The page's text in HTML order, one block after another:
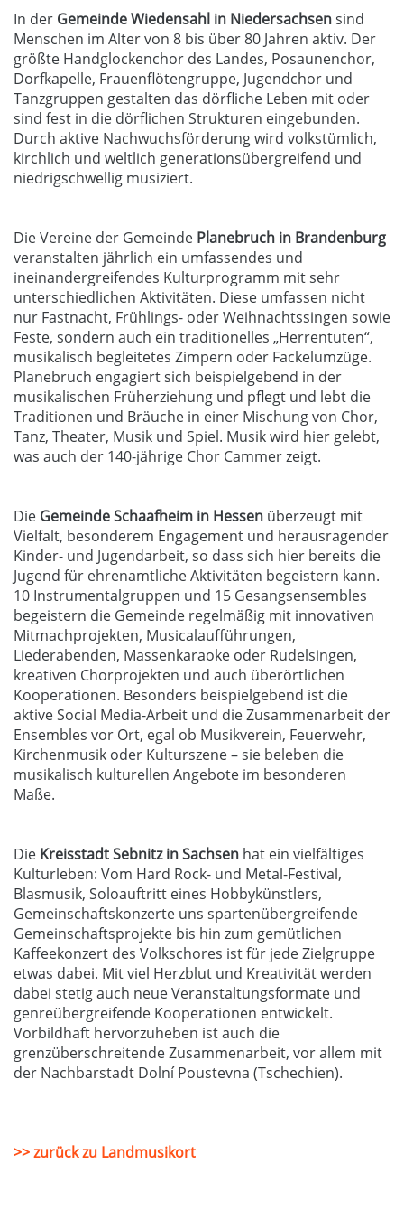
In der Gemeinde Wiedensahl in Niedersachsensind
Menschen im Alter von 8 bis über 80 Jahren aktiv. Der
größte Handglockenchor des Landes, Posaunenchor,
Dorfkapelle, Frauenflötengruppe, Jugendchor und
Tanzgruppen gestalten das dörfliche Leben mit oder
sind fest in die dörflichen Strukturen eingebunden.
Durch aktive Nachwuchsförderung wird volkstümlich,
kirchlich und weltlich generationsübergreifend und
niedrigschwellig musiziert.
Die Vereine der Gemeinde Planebruch in Brandenburg
veranstalten jährlich ein umfassendes und
ineinandergreifendes Kulturprogramm mit sehr
unterschiedlichen Aktivitäten. Diese umfassen nicht
nur Fastnacht, Frühlings- oder Weihnachtssingen sowie
Feste, sondern auch ein traditionelles „Herrentuten“,
musikalisch begleitetes Zimpern oder Fackelumzüge.
Planebruch engagiert sich beispielgebend in der
musikalischen Früherziehung und pflegt und lebt die
Traditionen und Bräuche in einer Mischung von Chor,
Tanz, Theater, Musik und Spiel. Musik wird hier gelebt,
was auch der 140-jährige Chor Cammer zeigt.
Die Gemeinde Schaafheim in Hessen überzeugt mit
Vielfalt, besonderem Engagement und herausragender
Kinder- und Jugendarbeit, so dass sich hier bereits die
Jugend für ehrenamtliche Aktivitäten begeistern kann.
10 Instrumentalgruppen und 15 Gesangsensembles
begeistern die Gemeinde regelmäßig mit innovativen
Mitmachprojekten, Musicalaufführungen,
Liederabenden, Massenkaraoke oder Rudelsingen,
kreativen Chorprojekten und auch überörtlichen
Kooperationen. Besonders beispielgebend ist die
aktive Social Media-Arbeit und die Zusammenarbeit der
Ensembles vor Ort, egal ob Musikverein, Feuerwehr,
Kirchenmusik oder Kulturszene – sie beleben die
musikalisch kulturellen Angebote im besonderen
Maße.
Die Kreisstadt Sebnitz in Sachsen hat ein vielfältiges
Kulturleben: Vom Hard Rock- und Metal-Festival,
Blasmusik, Soloauftritt eines Hobbykünstlers,
Gemeinschaftskonzerte uns spartenübergreifende
Gemeinschaftsprojekte bis hin zum gemütlichen
Kaffeekonzert des Volkschores ist für jede Zielgruppe
etwas dabei. Mit viel Herzblut und Kreativität werden
dabei stetig auch neue Veranstaltungsformate und
genreübergreifende Kooperationen entwickelt.
Vorbildhaft hervorzuheben ist auch die
grenzüberschreitende Zusammenarbeit, vor allem mit
der Nachbarstadt Dolní Poustevna (Tschechien).
>> zurück zu Landmusikort